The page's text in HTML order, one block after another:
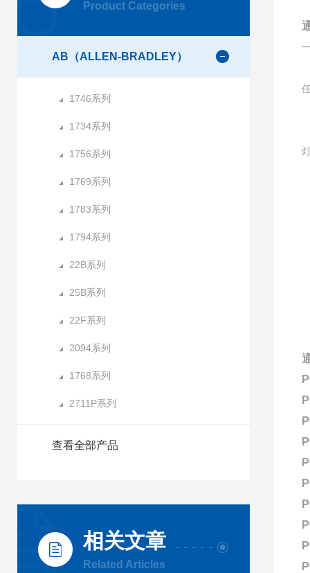
Product Categories
AB（ALLEN-BRADLEY）
1746系列
1734系列
1756系列
1769系列
1783系列
1794系列
22B系列
25B系列
22F系列
2094系列
1768系列
2711P系列
查看全部产品
相关文章
Related Articles